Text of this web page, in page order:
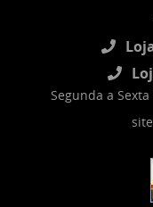
Segunda a